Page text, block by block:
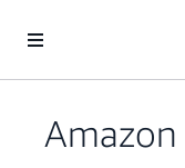
Pular para o conteúdo